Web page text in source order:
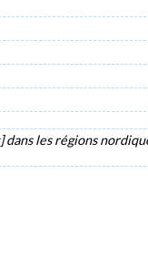
les régions